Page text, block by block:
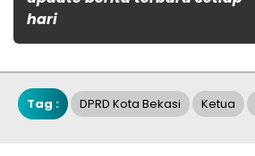
hari
Tag : DPRD Kota Bekasi Ketua